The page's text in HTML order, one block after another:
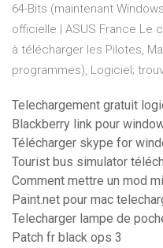
64-Bits (maintenant
officielle | ASUS France Le
à télécharger les Pilotes,
programmes), Logiciel;
Telechargement gratuit
Blackberry link pour
Télécharger skype for
Tourist bus simulator
Comment mettre un mod
Paint.net pour mac
Telecharger lampe de
Patch fr black ops 3